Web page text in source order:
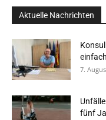
Aktuelle Nachrichten
7.
fünf